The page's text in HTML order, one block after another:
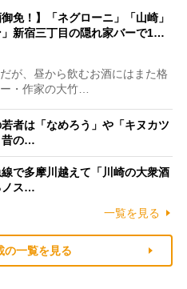
御免！】「ネグローニ」「山崎」
」新宿三丁目の隠れ家バーで1…
が、昼から飲むお酒にはまた格
・作家の大竹…
者は「なめろう」や「キヌカツ
昔の…
で多摩川越えて「川崎の大衆酒
ノス…
一覧を見る
の一覧を見る